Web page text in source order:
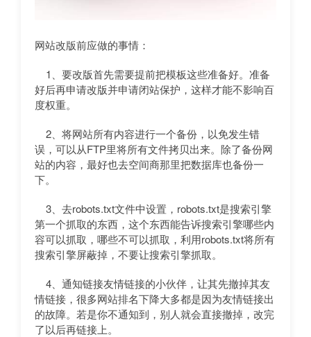
网站改版前应做的事情：
1、要改版首先需要提前把模板这些准备好。准备
好后再申请改版并申请闭站保护，这样才能不影响百
度权重。
2、将网站所有内容进行一个备份，以免发生错
误，可以从FTP里将所有文件拷贝出来。除了备份网
站的内容，最好也去空间商那里把数据库也备份一
下。
3、去robots.txt文件中设置，robots.txt是搜索引擎
第一个抓取的东西，这个东西能告诉搜索引擎哪些内
容可以抓取，哪些不可以抓取，利用robots.txt将所有
搜索引擎屏蔽掉，不要让搜索引擎抓取。
4、通知链接友情链接的小伙伴，让其先撤掉其友
情链接，很多网站排名下降大多都是因为友情链接出
的故障。若是你不通知到，别人就会直接撤掉，改完
了以后再链接上。